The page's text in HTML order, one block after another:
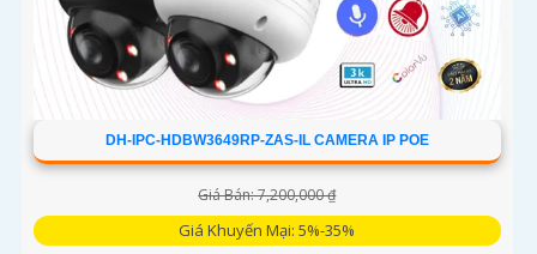
DH-IPC-HDBW3649RP-ZAS-IL CAMERA IP POE
Giá Bán: 7,200,000 ₫
Giá Khuyến Mại: 5%-35%